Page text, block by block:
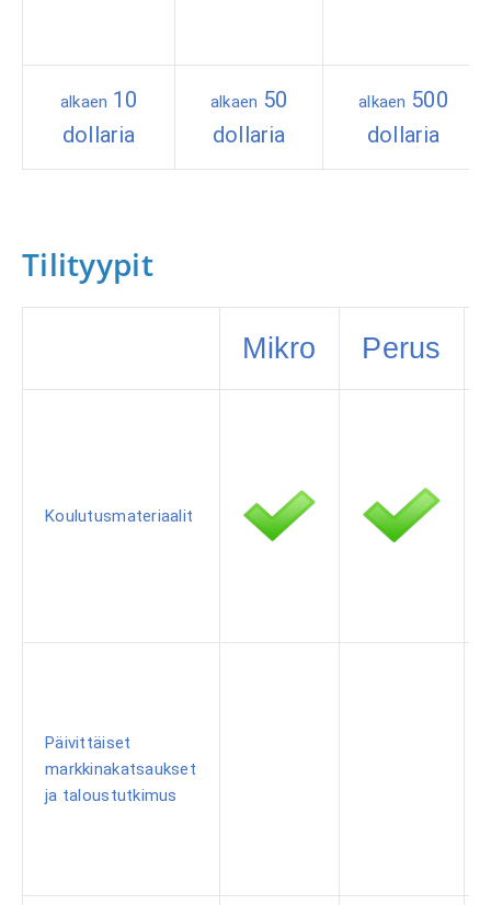
alkaen 10
dollaria
alkaen 50
dollaria
alkaen 500
dollaria
Tilityypit
Mikro Perus
Koulutusmateriaalit
Päivittäiset
markkinakatsaukset
ja taloustutkimus